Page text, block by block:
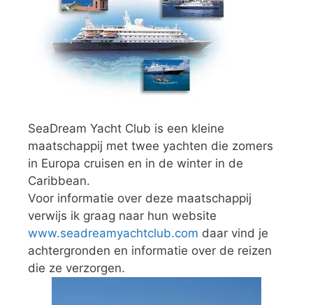
SeaDream Yacht Club is een kleine
maatschappij met twee yachten die zomers
in Europa cruisen en in de winter in de
Caribbean.
Voor informatie over deze maatschappij
verwijs ik graag naar hun website
www.seadreamyachtclub.com daar vind je
achtergronden en informatie over de reizen
die ze verzorgen.